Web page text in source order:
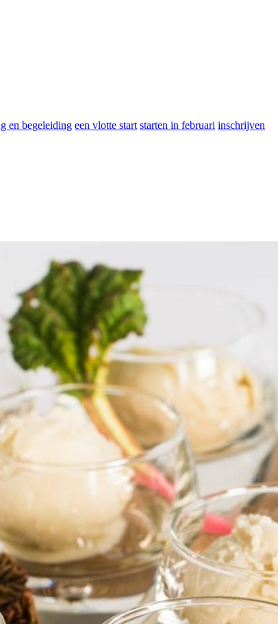
en begeleiding een vlotte start starten in februari inschrijven